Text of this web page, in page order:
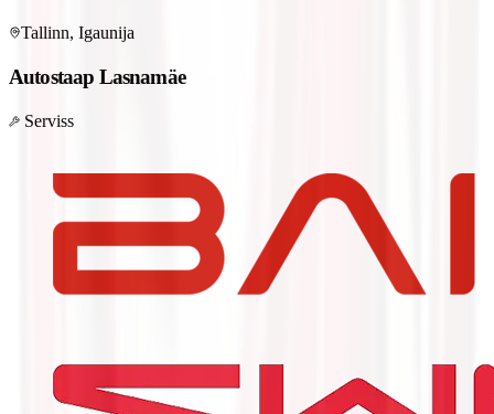
Tallinn, Igaunija
Autostaap Lasnamäe
Serviss